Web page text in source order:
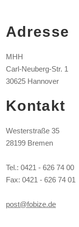
Adresse
MHH
Carl-Neuberg-Str. 1
30625 Hannover
Kontakt
Westerstraße 35
28199 Bremen
Tel.: 0421 - 626 74 00
Fax: 0421 - 626 74 01
post@fobize.de